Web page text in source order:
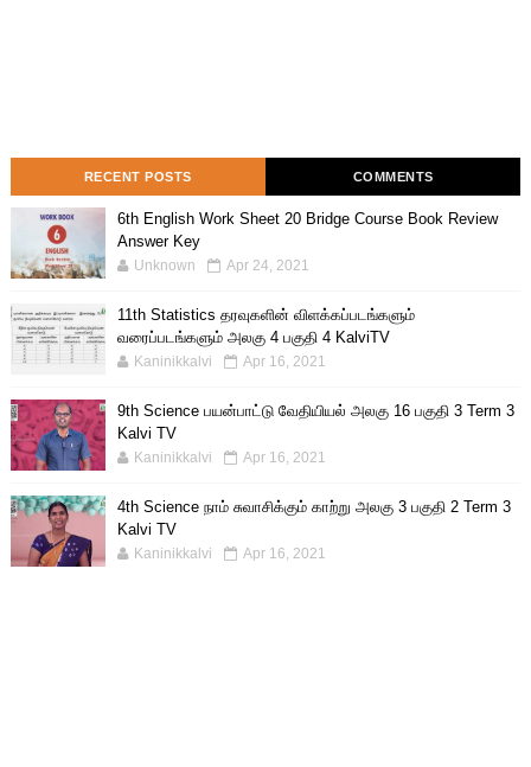
RECENT POSTS COMMENTS
6th English Work Sheet 20 Bridge Course Book Review
Answer Key
Unknown Apr 24, 2021
11th Statistics தரவுகளின் விளக்கப்படங்களும்
வரைப்படங்களும் அலகு 4 பகுதி 4 KalviTV
Kaninikkalvi Apr 16, 2021
9th Science பயன்பாட்டு வேதியியல் அலகு 16 பகுதி 3 Term 3
Kalvi TV
Kaninikkalvi Apr 16, 2021
4th Science நாம் சுவாசிக்கும் காற்று அலகு 3 பகுதி 2 Term 3
Kalvi TV
Kaninikkalvi Apr 16, 2021